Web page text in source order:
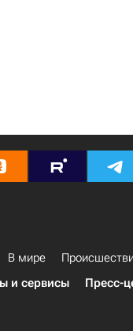
В мире
и сервисы Пресс-